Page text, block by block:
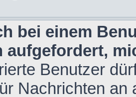
bei einem
aufgefordert,
Benutzer
Nachrichten